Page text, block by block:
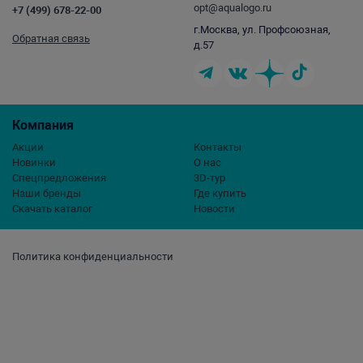
Политика конфиденциальности
Компания
Акции
Новинки
Спецпредложения
Наши бренды
Скачать каталог
Контакты
О нас
3D-тур
Где купить
Новости
+7 (499) 678-22-00
Обратная связь
opt@aqualogo.ru
г.Москва, ул. Профсоюзная,
д.57